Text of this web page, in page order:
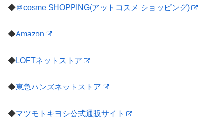
◆＠cosme SHOPPING(アットコスメ ショッピング)
◆Amazon
◆LOFTネットストア
◆東急ハンズネットストア
◆マツモトキヨシ公式通販サイト